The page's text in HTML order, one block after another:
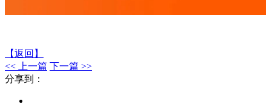
【返回】
<< 上一篇 下一篇 >>
分享到：